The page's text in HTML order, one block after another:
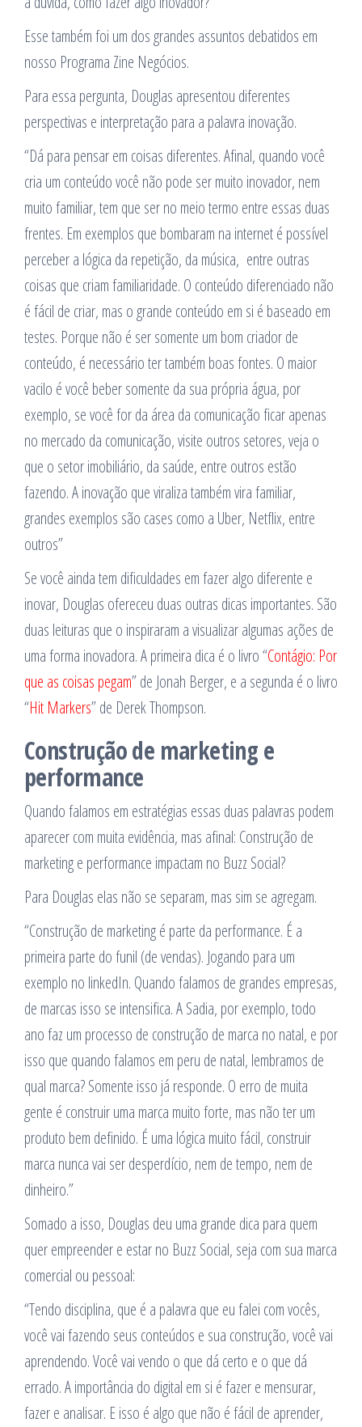
Esse também foi um dos grandes assuntos debatidos em
nosso Programa Zine Negócios.
Para essa pergunta, Douglas apresentou diferentes
perspectivas e interpretação para a palavra inovação.
“Dá para pensar em coisas diferentes. Afinal, quando você
cria um conteúdo você não pode ser muito inovador, nem
muito familiar, tem que ser no meio termo entre essas duas
frentes. Em exemplos que bombaram na internet é possível
perceber a lógica da repetição, da música, entre outras
coisas que criam familiaridade. O conteúdo diferenciado não
é fácil de criar, mas o grande conteúdo em si é baseado em
testes. Porque não é ser somente um bom criador de
conteúdo, é necessário ter também boas fontes. O maior
vacilo é você beber somente da sua própria água, por
exemplo, se você for da área da comunicação ficar apenas
no mercado da comunicação, visite outros setores, veja o
que o setor imobiliário, da saúde, entre outros estão
fazendo. A inovação que viraliza também vira familiar,
grandes exemplos são cases como a Uber, Netflix, entre
outros”
Se você ainda tem dificuldades em fazer algo diferente e
inovar, Douglas ofereceu duas outras dicas importantes. São
duas leituras que o inspiraram a visualizar algumas ações de
uma forma inovadora. A primeira dica é o livro “Contágio: Por
que as coisas pegam” de Jonah Berger, e a segunda é o livro
“Hit Markers” de Derek Thompson.
Construção de marketing e
performance
Quando falamos em estratégias essas duas palavras podem
aparecer com muita evidência, mas afinal: Construção de
marketing e performance impactam no Buzz Social?
Para Douglas elas não se separam, mas sim se agregam.
“Construção de marketing é parte da performance. É a
primeira parte do funil (de vendas). Jogando para um
exemplo no linkedIn. Quando falamos de grandes empresas,
de marcas isso se intensifica. A Sadia, por exemplo, todo
ano faz um processo de construção de marca no natal, e por
isso que quando falamos em peru de natal, lembramos de
qual marca? Somente isso já responde. O erro de muita
gente é construir uma marca muito forte, mas não ter um
produto bem definido. É uma lógica muito fácil, construir
marca nunca vai ser desperdício, nem de tempo, nem de
dinheiro.”
Somado a isso, Douglas deu uma grande dica para quem
quer empreender e estar no Buzz Social, seja com sua marca
comercial ou pessoal:
“Tendo disciplina, que é a palavra que eu falei com vocês,
você vai fazendo seus conteúdos e sua construção, você vai
aprendendo. Você vai vendo o que dá certo e o que dá
errado. A importância do digital em si é fazer e mensurar,
fazer e analisar. E isso é algo que não é fácil de aprender,